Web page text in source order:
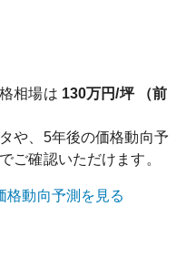
相場は 130万円/坪 （前
や、5年後の価格動向予
ご確認いただけます。
格動向予測を見る